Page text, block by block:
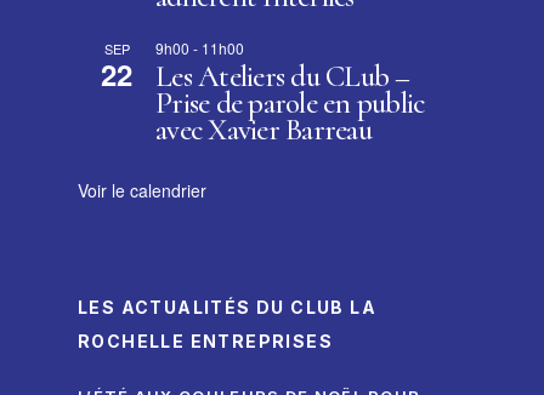
SEP
22
9h00 - 11h00
Les Ateliers du CLub –
Prise de parole en public
avec Xavier Barreau
Voir le calendrier
LES ACTUALITÉS DU CLUB LA
ROCHELLE ENTREPRISES